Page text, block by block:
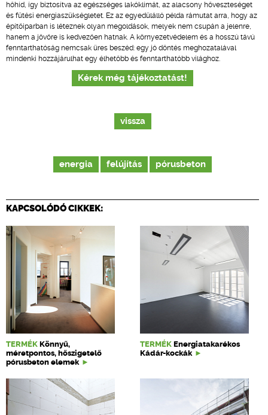
hőhíd, így biztosítva az egészséges lakóklímát, az alacsony hőveszteséget
és fűtési energiaszükségletet. Ez az egyedülálló példa rámutat arra, hogy az
építőiparban is léteznek olyan megoldások, melyek nem csupán a jelenre,
hanem a jövőre is kedvezően hatnak. A környezetvédelem és a hosszú távú
fenntarthatóság nemcsak üres beszéd: egy jó döntés meghozatalával
mindenki hozzájárulhat egy élhetőbb és fenntarthatóbb világhoz.
Kérek még tájékoztatást!
vissza
energia felújítás pórusbeton
KAPCSOLÓDÓ CIKKEK:
TERMÉK Könnyű,
méretpontos, hőszigetelő
pórusbeton elemek
TERMÉK Energiatakarékos
Kádár-kockák